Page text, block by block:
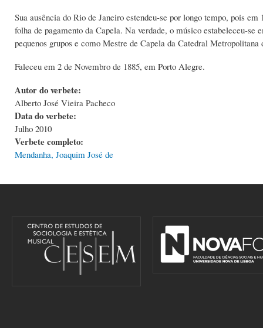
Sua ausência do Rio de Janeiro estendeu-se por longo tempo, pois
folha de pagamento da Capela. Na verdade, o músico estabeleceu-
pequenos grupos e como Mestre de Capela da Catedral
Faleceu em 2 de Novembro de 1885, em Porto Alegre.
Autor do verbete:
Alberto José Vieira Pacheco
Data do verbete:
Julho 2010
Verbete completo:
Mendanha, Joaquim José de